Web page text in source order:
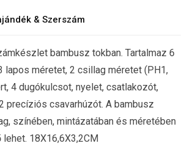
& Szerszám
bambusz tokban. Tartalmaz 6
lapos méretet, 2 csillag méretet (PH1,
4 dugókulcsot, nyelet, csatlakozót,
precíziós csavarhúzót. A bambusz
színében, mintázatában és méretében
18X16,6X3,2CM